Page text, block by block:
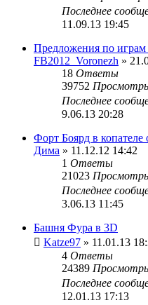
Последнее
11.09.13 19:45
Предложения по играм
FB2012_Voronezh »
18 Ответы
39752
Последнее
9.06.13 20:28
Форт Боярд в
Дима » 11.12.12 14:42
1 Ответы
21023
Последнее
3.06.13 11:45
Башня Фура в 3D
Katze97 » 11.01.13
4 Ответы
24389
Последнее
12.01.13 17:13